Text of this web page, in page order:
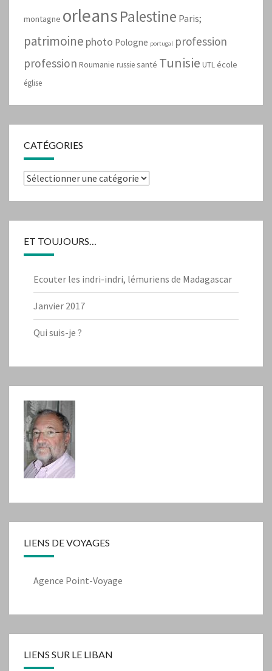
montagne orleansPalestine Paris;
patrimoine photo Pologne portugal profession
profession Roumanie russiesanté Tunisie UTLécole
église
CATÉGORIES
Catégories
ET TOUJOURS…
Ecouter les indri-indri, lémuriens de Madagascar
Janvier 2017
Qui suis-je ?
LIENS DE VOYAGES
Agence Point-Voyage
LIENS SUR LE LIBAN